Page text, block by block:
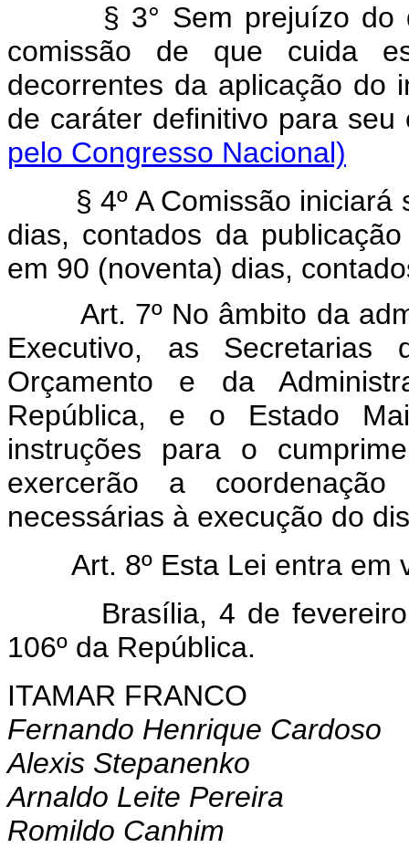
§ 3° Sem prejuízo
comissão de que cuida
decorrentes da aplicação do
de caráter definitivo para
pelo Congresso Nacional)
§ 4º A Comissão iniciará
dias, contados da
em 90 (noventa) dias,
Art. 7º No âmbito da
Executivo, as Secretarias
Orçamento e da
República, e o Estado
instruções para o
exercerão a
necessárias à execução do
Art. 8º Esta Lei entra em
Brasília, 4 de fevereiro
106º da República.
ITAMAR FRANCO
Fernando Henrique Cardoso
Alexis Stepanenko
Arnaldo Leite Pereira
Romildo Canhim